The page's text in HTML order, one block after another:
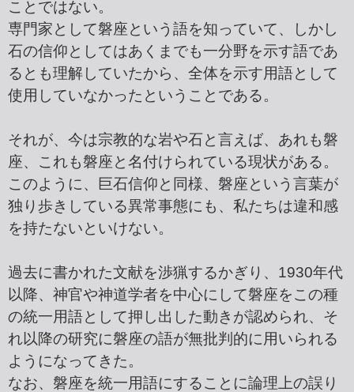
ことではない。
専門家として磐座という語を知っていて、しかし
石の信仰としてはあくまでも一分野を示す語であ
るとも理解していたから、全体を示す用語として
使用していなかったということである。
それが、今は宗教的な岩や石と言えば、あれも磐
座、これも磐座と名付けられている現状がある。
このように、巨石信仰と同様、磐座という言葉が
独り歩きしている異常事態にも、私たちは違和感
を持たないといけない。
過去に書かれた文献を渉猟するかぎり、1930年代
以降、神官や神道学者を中心にして磐座をこの種
の統一用語として押し出した動きが認められ、そ
れ以降の研究に磐座の語が無批判的に用いられる
ようになってきた。
なお、磐座を統一用語にすることに論理上の誤り